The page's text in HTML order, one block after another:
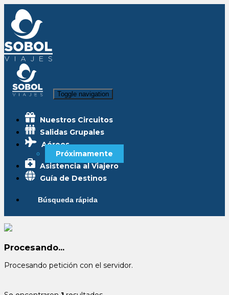
Toggle navigation
Nuestros Circuitos
Salidas Grupales
Aéreos
Próximamente
Asistencia al Viajero
Guía de Destinos
Búsqueda rápida
Procesando...
Procesando petición con el servidor.